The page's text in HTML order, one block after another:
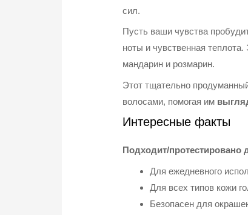
сил.
Пусть ваши чувства
ноты и чувственная
мандарин и розмарин.
Этот тщательно
волосами, помогая им
Интересные факты
Подходит/протестировано
Для ежедневного
Для всех типов кожи
Безопасен для